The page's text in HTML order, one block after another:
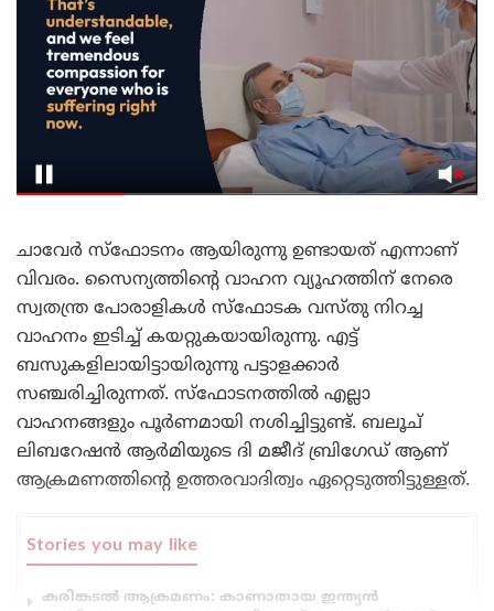
ചാവേർ സ്‌ഫോടനം ആയിരുന്നു ഉണ്ടായത് എന്നാണ്
വിവരം. സൈന്യത്തിന്റെ വാഹന വ്യൂഹത്തിന് നേരെ
സ്വതന്ത്ര പോരാളികൾ സ്‌ഫോടക വസ്തു നിറച്ച
വാഹനം ഇടിച്ച് കയറ്റുകയായിരുന്നു. എട്ട്
ബസുകളിലായിട്ടായിരുന്നു പട്ടാളക്കാർ
സഞ്ചരിച്ചിരുന്നത്. സ്‌ഫോടനത്തിൽ എല്ലാ
വാഹനങ്ങളും പൂർണമായി നശിച്ചിട്ടുണ്ട്. ബലൂച്
ലിബറേഷൻ ആർമിയുടെ ദി മജീദ് ബ്രിഗേഡ് ആണ്
ആക്രമണത്തിന്റെ ഉത്തരവാദിത്വം ഏറ്റെടുത്തിട്ടുള്ളത്.
Stories you may like
കരിങ്കടൽ ആക്രമണം: കാണാതായ ഇന്ത്യൻ